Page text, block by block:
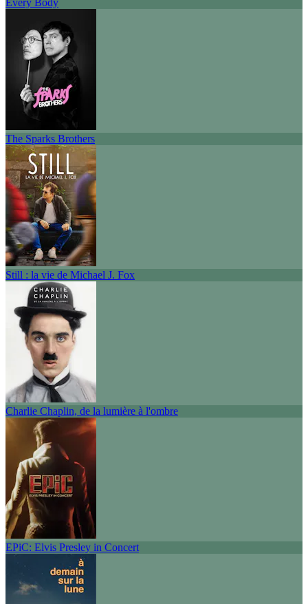
Every Body
The Sparks Brothers
Still : la vie de Michael J. Fox
Charlie Chaplin, de la lumière à l'ombre
EPiC: Elvis Presley in Concert